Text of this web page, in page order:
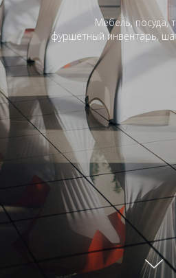
Мебель, посуда,
фуршетный инвентарь,